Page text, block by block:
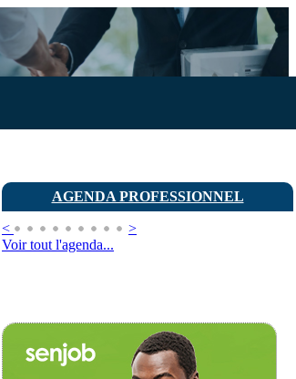
AGENDA PROFESSIONNEL
<
>
Voir tout l'agenda...